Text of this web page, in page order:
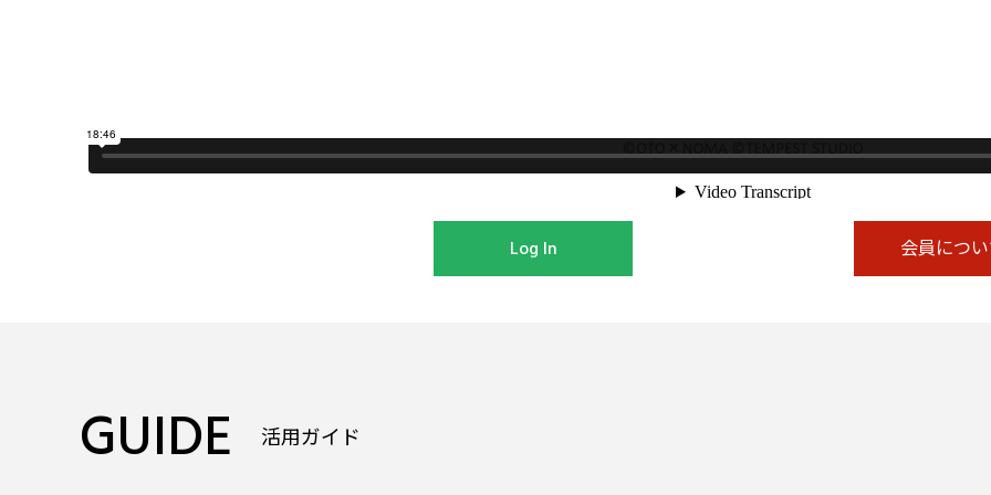
Log In 会員につ
GUIDE 活用ガイド